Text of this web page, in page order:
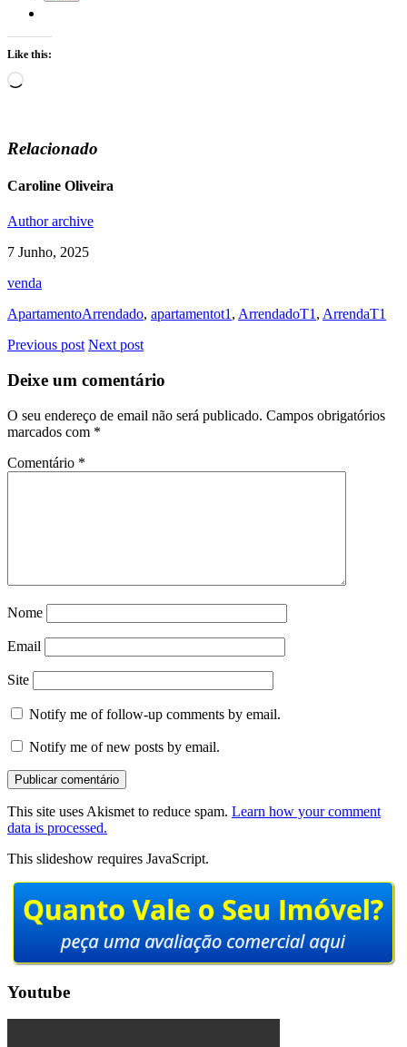
Like this:
Loading…
Relacionado
Caroline Oliveira
Author archive
7 Junho, 2025
venda
ApartamentoArrendado, apartamentot1, ArrendadoT1, ArrendaT1
Previous post Next post
Deixe um comentário
O seu endereço de email não será publicado. Campos obrigatórios
marcados com *
Comentário *
Nome
Email
Site
Notify me of follow-up comments by email.
Notify me of new posts by email.
This site uses Akismet to reduce spam. Learn how your comment
data is processed.
This slideshow requires JavaScript.
Youtube